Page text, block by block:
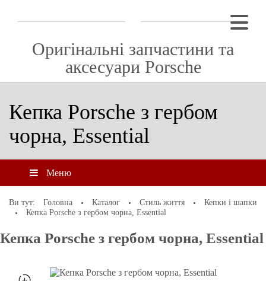
Оригінальні запчастини та
аксесуари Porsche
Кепка Porsche з гербом
чорна, Essential
Меню
Ви тут: Головна Каталог Стиль життя
Кепки і шапки
Кепка Porsche з гербом чорна, Essential
Кепка Porsche з гербом чорна, Essential